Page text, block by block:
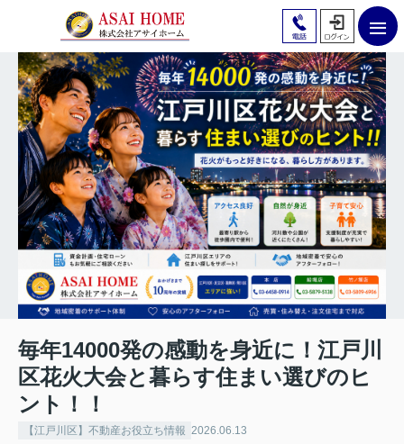
毎年14000発の感動を身近に！江戸川
区花火大会と暮らす住まい選びのヒ
ント！！
【江戸川区】不動産お役立ち情報 2026.06.13